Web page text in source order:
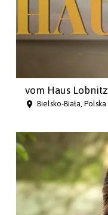
vom Haus Lobnitz
Bielsko-Biała, Polska